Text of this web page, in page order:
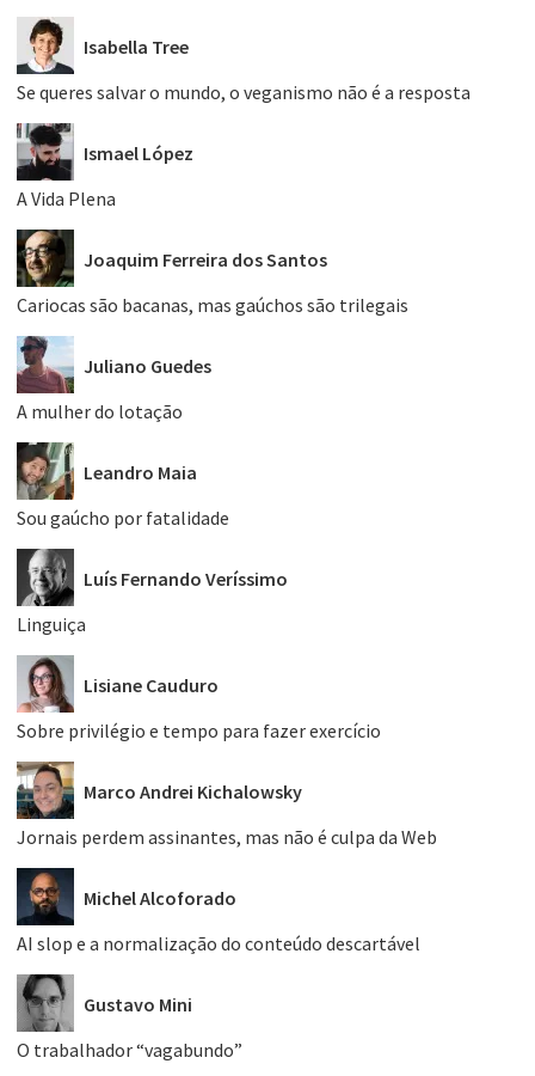
Isabella Tree
Se queres salvar o mundo, o veganismo não é a resposta
Ismael López
A Vida Plena
Joaquim Ferreira dos Santos
Cariocas são bacanas, mas gaúchos são trilegais
Juliano Guedes
A mulher do lotação
Leandro Maia
Sou gaúcho por fatalidade
Luís Fernando Veríssimo
Linguiça
Lisiane Cauduro
Sobre privilégio e tempo para fazer exercício
Marco Andrei Kichalowsky
Jornais perdem assinantes, mas não é culpa da Web
Michel Alcoforado
AI slop e a normalização do conteúdo descartável
Gustavo Mini
O trabalhador “vagabundo”